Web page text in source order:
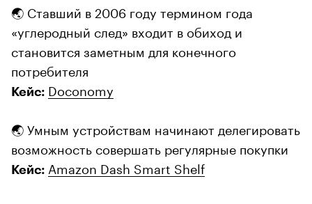
🌏 Ставший в 2006 году термином года
«углеродный след» входит в обиход и
становится заметным для конечного
потребителя
Кейс: Doconomy
🌏 Умным устройствам начинают делегировать
возможность совершать регулярные покупки
Кейс: Amazon Dash Smart Shelf